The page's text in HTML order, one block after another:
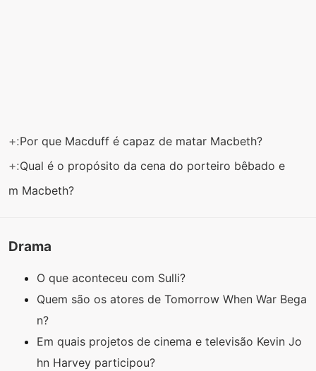
+:Por que Macduff é capaz de matar Macbeth?
+:Qual é o propósito da cena do porteiro bêbado e
m Macbeth?
Drama
O que aconteceu com Sulli?
Quem são os atores de Tomorrow When War Bega
n?
Em quais projetos de cinema e televisão Kevin Jo
hn Harvey participou?